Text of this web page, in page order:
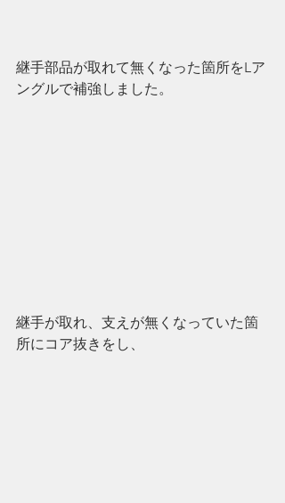
継手部品が取れて無くなった箇所をLア
ングルで補強しました。
継手が取れ、支えが無くなっていた箇
所にコア抜きをし、